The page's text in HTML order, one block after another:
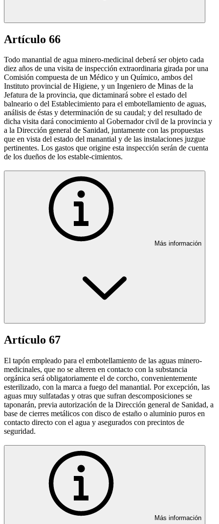
Artículo 66
Todo manantial de agua minero-medicinal deberá ser objeto cada
diez años de una visita de inspección extraordinaria girada por una
Comisión compuesta de un Médico y un Químico, ambos del
Instituto provincial de Higiene, y un Ingeniero de Minas de la
Jefatura de la provincia, que dictaminará sobre el estado del
balneario o del Establecimiento para el embotellamiento de aguas,
análisis de éstas y determinación de su caudal; y del resultado de
dicha visita dará conocimiento al Gobernador civil de la provincia y
a la Dirección general de Sanidad, juntamente con las propuestas
que en vista del estado del manantial y de las instalaciones juzgue
pertinentes. Los gastos que origine esta inspección serán de cuenta
de los dueños de los estable-cimientos.
Más información
Artículo 67
El tapón empleado para el embotellamiento de las aguas minero-
medicinales, que no se alteren en contacto con la substancia
orgánica será obligatoriamente el de corcho, convenientemente
esterilizado, con la marca a fuego del manantial. Por excepción, las
aguas muy sulfatadas y otras que sufran descomposiciones se
taponarán, previa autorización de la Dirección general de Sanidad, a
base de cierres metálicos con disco de estaño o aluminio puros en
contacto directo con el agua y asegurados con precintos de
seguridad.
Más información